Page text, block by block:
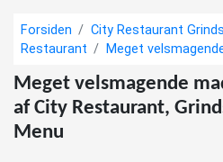
Forsiden City Restaurant
Restaurant
Meget
Meget velsmagende
af City Restaurant,
Menu